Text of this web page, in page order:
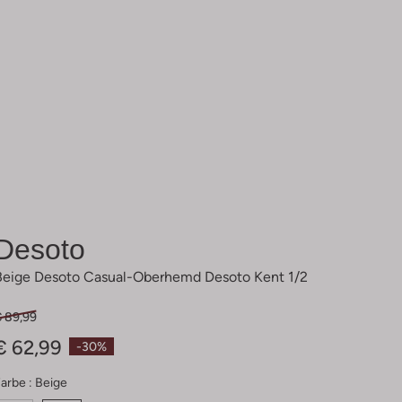
Desoto Casual-Oberhemd Desoto Kent 1/2
-30%
89,99
62,99
: Beige